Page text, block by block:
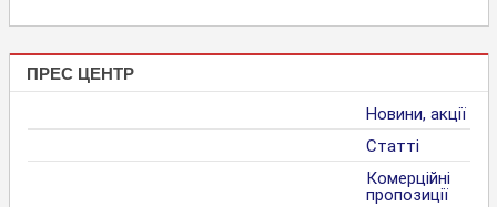
ПРЕС ЦЕНТР
Новини, акції
Статті
Комерційні
пропозиції